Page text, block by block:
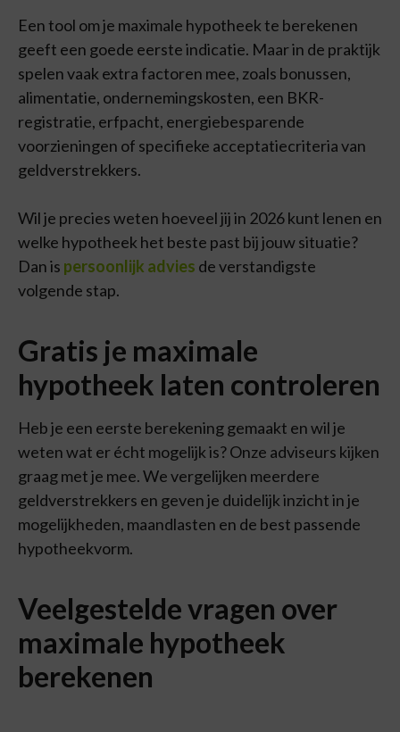
Een tool om je maximale hypotheek te berekenen
geeft een goede eerste indicatie. Maar in de praktijk
spelen vaak extra factoren mee, zoals bonussen,
alimentatie, ondernemingskosten, een BKR-
registratie, erfpacht, energiebesparende
voorzieningen of specifieke acceptatiecriteria van
geldverstrekkers.
Wil je precies weten hoeveel jij in 2026 kunt lenen en
welke hypotheek het beste past bij jouw situatie?
Dan is persoonlijk advies de verstandigste
volgende stap.
Gratis je maximale
hypotheek laten controleren
Heb je een eerste berekening gemaakt en wil je
weten wat er écht mogelijk is? Onze adviseurs kijken
graag met je mee. We vergelijken meerdere
geldverstrekkers en geven je duidelijk inzicht in je
mogelijkheden, maandlasten en de best passende
hypotheekvorm.
Veelgestelde vragen over
maximale hypotheek
berekenen